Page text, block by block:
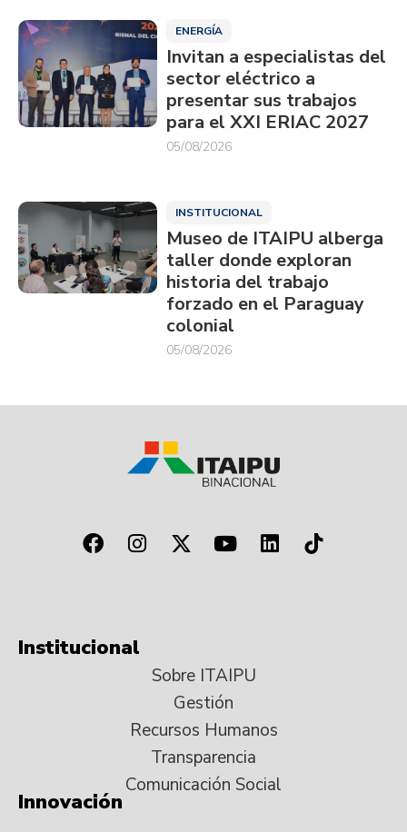
ENERGÍA
Invitan a especialistas del
sector eléctrico a
presentar sus trabajos
para el XXI ERIAC 2027
05/08/2026
INSTITUCIONAL
Museo de ITAIPU alberga
taller donde exploran
historia del trabajo
forzado en el Paraguay
colonial
05/08/2026
Institucional
Sobre ITAIPU
Gestión
Recursos Humanos
Transparencia
Comunicación Social
Innovación